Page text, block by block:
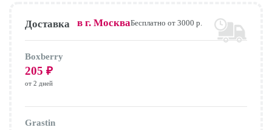
Доставка в г. МоскваБесплатно от 3000 р.
Boxberry
205 ₽
от 2 дней
Grastin